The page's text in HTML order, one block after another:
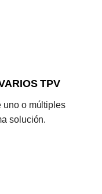
TPV
uno o múltiples
solución.